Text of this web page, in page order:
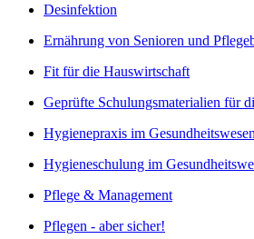
Desinfektion
Ernährung von Senioren und
Fit für die Hauswirtschaft
Geprüfte Schulungsmaterialien für
Hygienepraxis im Gesundheitswesen
Hygieneschulung im
Pflege & Management
Pflegen - aber sicher!